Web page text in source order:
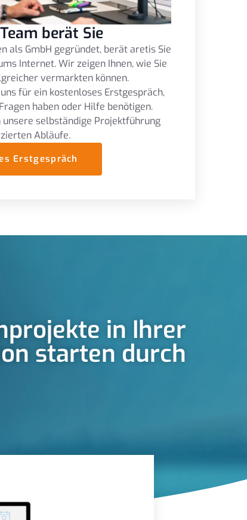
berät Sie
als GmbH gegründet, berät aretis Sie
Internet. Wir zeigen Ihnen, wie Sie
vermarkten können.
für ein kostenloses Erstgespräch,
haben oder Hilfe benötigen.
unsere selbständige Projektführung
Abläufe.
Erstgespräch
in Ihrer
starten durch